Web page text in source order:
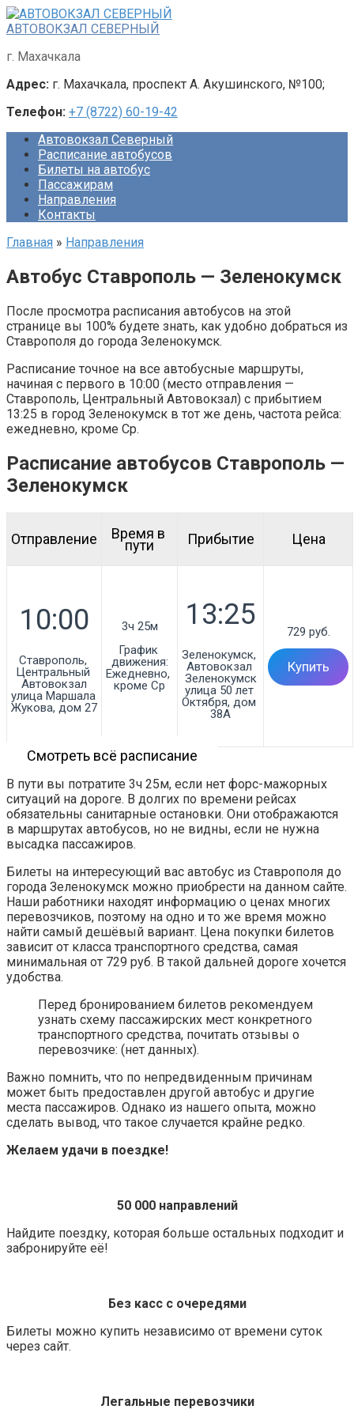
Перейти
к
АВТОВОКЗАЛ СЕВЕРНЫЙ
г. Махачкала
Адрес: г. Махачкала, проспект А. Акушинского, №100;
Телефон: +7 (8722) 60-19-42
Автовокзал Северный
Расписание автобусов
Билеты на автобус
Пассажирам
Направления
Контакты
Главная » Направления
Автобус Ставрополь — Зеленокумск
После просмотра расписания автобусов на этой
странице вы 100% будете знать, как удобно добраться из
Ставрополя до города Зеленокумск.
Расписание точное на все автобусные маршруты,
начиная с первого в 10:00 (место отправления —
Ставрополь, Центральный Автовокзал) с прибытием
13:25 в город Зеленокумск в тот же день, частота рейса:
ежедневно, кроме Ср.
Расписание автобусов Ставрополь —
Зеленокумск
Отправление Время в
пути Прибытие Цена
Ставрополь,
Центральный
Автовокзал
улица Маршала
Жукова, дом 27
3ч 25м
График
движения:
Ежедневно,
кроме Ср
Зеленокумск,
Автовокзал
Зеленокумск
улица 50 лет
Октября, дом
38А
729 руб.
Купить
Смотреть всё расписание
В пути вы потратите 3ч 25м, если нет форс-мажорных
ситуаций на дороге. В долгих по времени рейсах
обязательны санитарные остановки. Они отображаются
в маршрутах автобусов, но не видны, если не нужна
высадка пассажиров.
Билеты на интересующий вас автобус из Ставрополя до
города Зеленокумск можно приобрести на данном сайте.
Наши работники находят информацию о ценах многих
перевозчиков, поэтому на одно и то же время можно
найти самый дешёвый вариант. Цена покупки билетов
зависит от класса транспортного средства, самая
минимальная от 729 руб. В такой дальней дороге хочется
удобства.
Перед бронированием билетов рекомендуем
узнать схему пассажирских мест конкретного
транспортного средства, почитать отзывы о
перевозчике: (нет данных).
Важно помнить, что по непредвиденным причинам
может быть предоставлен другой автобус и другие
места пассажиров. Однако из нашего опыта, можно
сделать вывод, что такое случается крайне редко.
Желаем удачи в поездке!
50 000 направлений
Найдите поездку, которая больше остальных подходит и
забронируйте её!
Без касс с очередями
Билеты можно купить независимо от времени суток
через сайт.
Легальные перевозчики